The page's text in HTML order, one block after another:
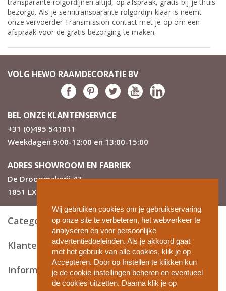
Wij gebruiken cookies om je gebruikservaring
op onze site te verbeteren, het webverkeer te
analyseren en voor persoonlijke
advertentiedoeleinden. Als je akkoord gaat
met het gebruik van alle cookies, klik je op
Accepteren. Door op Instellen te klikken kun
je de cookie-instellingen beheren en eventueel
de cookies uitzetten. Daarna klik je op
bezorgd. Als je semitransparante rolgordijn klaar is neemt
onze vervoerder Transmission contact met je op om een
afspraak voor de gratis bezorging te maken.
VOLG HEWO RAAMDECORATIE BV
BEL ONZE KLANTENSERVICE
+31 (0)495 541011
Weekdagen 9:00-12:00 en 13:00-15:00
ADRES SHOWROOM EN FABRIEK
De Droogmakerij 47
1851 LX Heiloo
Categorieën
Klantenservice
Informatie en tips